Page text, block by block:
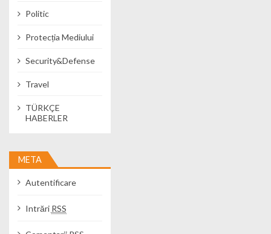
Politic
Protecția Mediului
Security&Defense
Travel
TÜRKÇE
HABERLER
META
Autentificare
Intrări RSS